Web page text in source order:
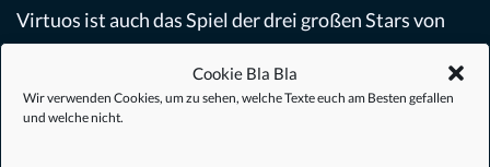
Cookie Bla Bla
Wir verwenden Cookies, um zu sehen, welche Texte euch am Besten gefallen
und welche nicht.
Virtuos ist auch das Spiel der drei großen Stars von
CAPRICORN (CAPRICORN ONE, 1977),
TEUFEL AUF RÄDERN (THE CAR, 1977)